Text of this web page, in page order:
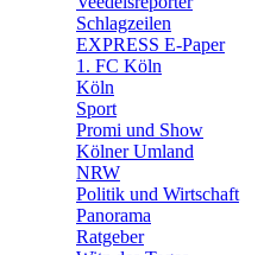
Schlagzeilen
EXPRESS E-Paper
1. FC Köln
Köln
Sport
Promi und Show
Kölner Umland
NRW
Politik und Wirtschaft
Panorama
Ratgeber